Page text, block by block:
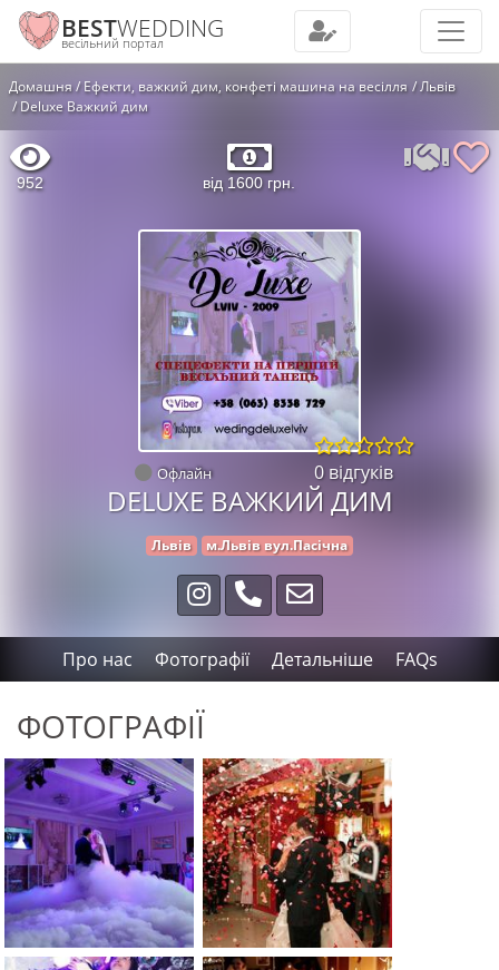
BESTWEDDING
весільний портал
Домашня Ефекти, важкий дим, конфеті машина на весілля
Львів
Deluxe Важкий дим
952 від 1600 грн.
Офлайн 0 відгуків
DELUXE ВАЖКИЙ ДИМ
Львів м.Львів вул.Пасічна
Про нас Фотографії Детальніше FAQs
ФОТОГРАФІЇ